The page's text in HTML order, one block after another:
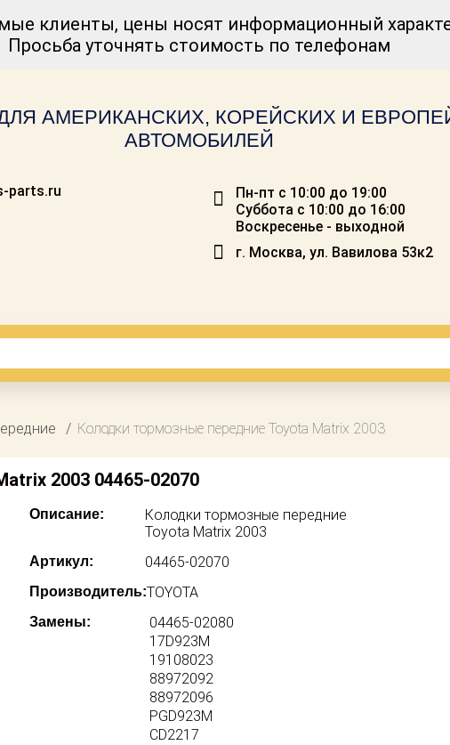
клиенты, цены носят информационный
Просьба уточнять стоимость по телефонам
АМЕРИКАНСКИХ, КОРЕЙСКИХ И
АВТОМОБИЛЕЙ
parts.ru
Пн-пт с 10:00 до 19:00
Суббота с 10:00 до 16:00
Воскресенье - выходной
г. Москва, ул. Вавилова 53к2
Колодки тормозные передние Toyota Matrix 2003
2003 04465-02070
Описание:
Колодки тормозные передние
Toyota Matrix 2003
Артикул: 04465-02070
Производитель:TOYOTA
Замены:
04465-02080
17D923M
19108023
88972092
88972096
PGD923M
CD2217